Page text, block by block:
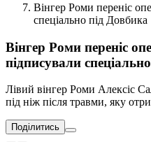
Вінгер Роми переніс
спеціально під Довбика
Вінгер Роми переніс
підписували
Лівий вінгер Роми Алексіс
під ніж після травми, яку
Поділитись